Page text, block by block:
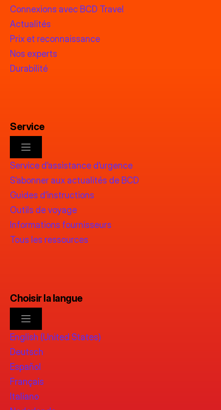
Connexions avec BCD Travel
Actualités
Prix et reconnaissance
Nos experts
Durabilité
Service
Service d’assistance d’urgence
S’abonner aux actualités de BCD
Guides d’instructions
Outils de voyage
Informations fournisseurs
Tous les ressources
Choisir la langue
English (United States)
Deutsch
Español
Français
Italiano